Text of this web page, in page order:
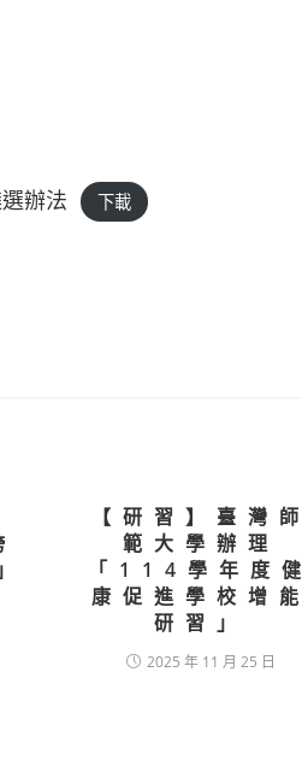
辦法 下載
【研習】臺灣師
範大學辦理
「114學年度健
康促進學校增能
研習」
2025 年 11 月 25 日